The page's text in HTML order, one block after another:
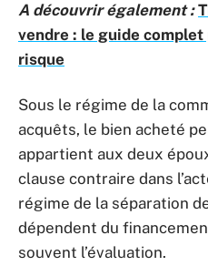
A découvrir également :
vendre : le guide
risque
Sous le régime de la
acquêts, le bien acheté
appartient aux deux
clause contraire dans
régime de la séparation
dépendent du
souvent l’évaluation.